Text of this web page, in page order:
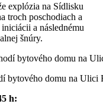
explózia na Sídlisku
troch poschodiach a
a následnému
šnúry.
bytového domu na
h: